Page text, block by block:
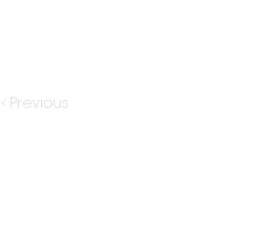
< Previous